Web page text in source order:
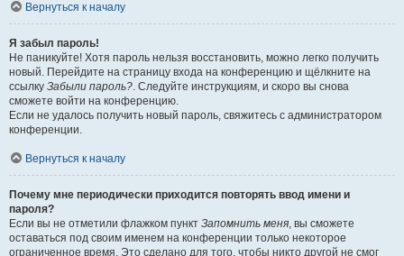
Вернуться к началу
Я забыл пароль!
Не паникуйте! Хотя пароль нельзя восстановить, можно легко получить
новый. Перейдите на страницу входа на конференцию и щёлкните на
ссылку Забыли пароль?. Следуйте инструкциям, и скоро вы снова
сможете войти на конференцию.
Если не удалось получить новый пароль, свяжитесь с администратором
конференции.
Вернуться к началу
Почему мне периодически приходится повторять ввод имени и
пароля?
Если вы не отметили флажком пункт Запомнить меня, вы сможете
оставаться под своим именем на конференции только некоторое
ограниченное время. Это сделано для того, чтобы никто другой не смог